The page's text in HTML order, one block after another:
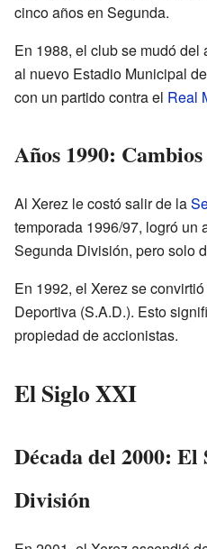
cinco años en Segunda.
En 1988, el club se mudó
al nuevo Estadio Municipal
con un partido contra el Real
Años 1990: Cambios
Al Xerez le costó salir de la
temporada 1996/97, logró un
Segunda División, pero solo
En 1992, el Xerez se
Deportiva (S.A.D.). Esto
propiedad de accionistas.
El Siglo XXI
Década del 2000:
División